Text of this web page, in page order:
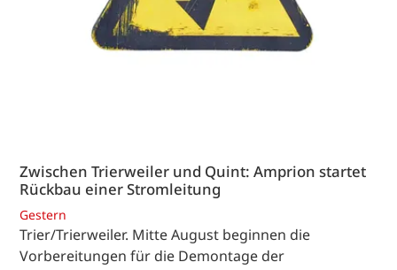
Zwischen Trierweiler und Quint: Amprion startet
Rückbau einer Stromleitung
Gestern
Trier/Trierweiler. Mitte August beginnen die
Vorbereitungen für die Demontage der